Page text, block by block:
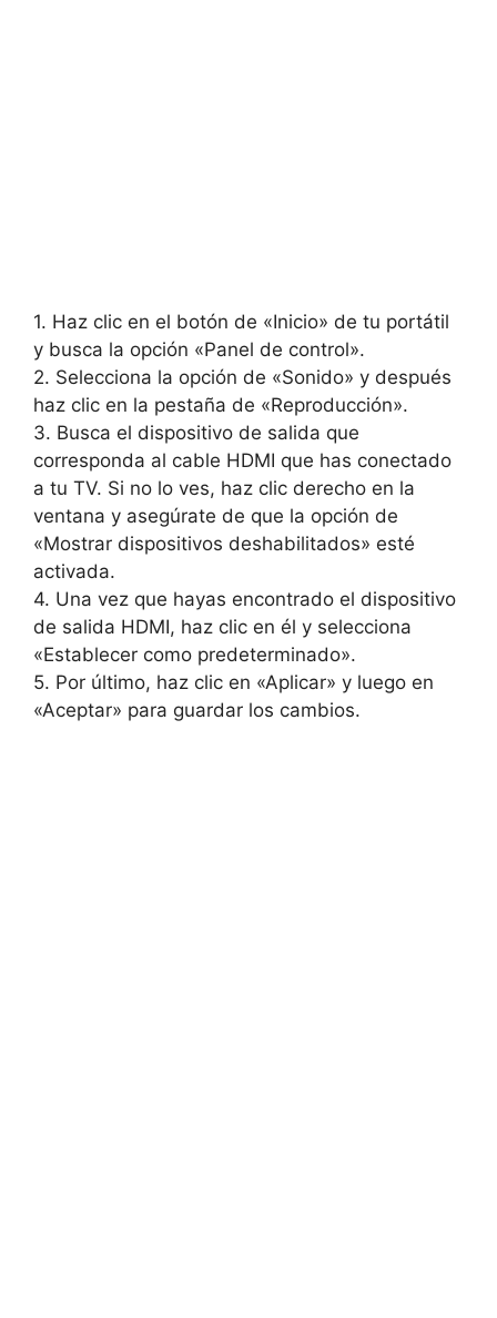
1. Haz clic en el botón de «Inicio» de tu portátil
y busca la opción «Panel de control».
2. Selecciona la opción de «Sonido» y después
haz clic en la pestaña de «Reproducción».
3. Busca el dispositivo de salida que
corresponda al cable HDMI que has conectado
a tu TV. Si no lo ves, haz clic derecho en la
ventana y asegúrate de que la opción de
«Mostrar dispositivos deshabilitados» esté
activada.
4. Una vez que hayas encontrado el dispositivo
de salida HDMI, haz clic en él y selecciona
«Establecer como predeterminado».
5. Por último, haz clic en «Aplicar» y luego en
«Aceptar» para guardar los cambios.